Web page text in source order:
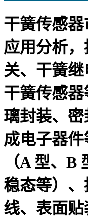
干簧传感
应用分析
关、干簧
干簧传感
璃封装、
成电子器
（A 型、B
稳态等）、
线、表面贴